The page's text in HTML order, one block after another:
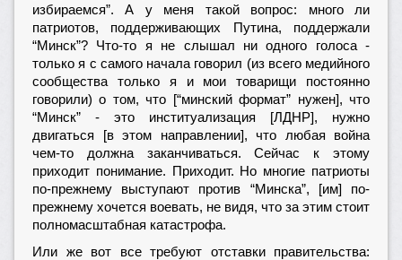
избираемся”. А у меня такой вопрос: много ли
патриотов, поддерживающих Путина, поддержали
“Минск”? Что-то я не слышал ни одного голоса -
только я с самого начала говорил (из всего медийного
сообщества только я и мои товарищи постоянно
говорили) о том, что [“минский формат” нужен], что
“Минск” - это институализация [ЛДНР], нужно
двигаться [в этом направлении], что любая война
чем-то должна заканчиваться. Сейчас к этому
приходит понимание. Приходит. Но многие патриоты
по-прежнему выступают против “Минска”, [им] по-
прежнему хочется воевать, не видя, что за этим стоит
полномасштабная катастрофа.
Или же вот все требуют отставки правительства: